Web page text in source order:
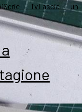
Categorie
Serie TvLascia un